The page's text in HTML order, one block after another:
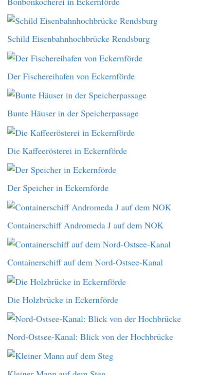
Schild Eisenbahnhochbrücke Rendsburg
Der Fischereihafen von Eckernförde
Bunte Häuser in der Speicherpassage
Die Kaffeerösterei in Eckernförde
Der Speicher in Eckernförde
Containerschiff Andromeda J auf dem NOK
Containerschiff auf dem Nord-Ostsee-Kanal
Die Holzbrücke in Eckernförde
Nord-Ostsee-Kanal: Blick von der Hochbrücke